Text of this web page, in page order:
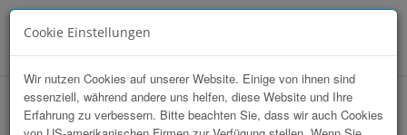
hr-lounge Mitte 5-Jahres-Feier bei VKB-
Cookie Einstellungen
Wir nutzen Cookies auf unserer Website. Einige von ihnen sind
essenziell, während andere uns helfen, diese Website und Ihre
Erfahrung zu verbessern. Bitte beachten Sie, dass wir auch Cookies